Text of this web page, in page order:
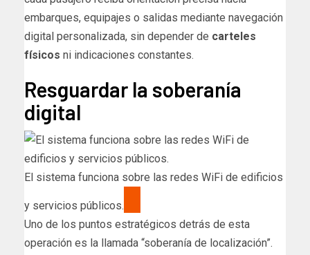
embarques, equipajes o salidas mediante navegación
digital personalizada, sin depender de carteles
físicos ni indicaciones constantes.
Resguardar la soberanía
digital
El sistema funciona sobre las redes WiFi de edificios
y servicios públicos.
Uno de los puntos estratégicos detrás de esta
operación es la llamada “soberanía de localización”.